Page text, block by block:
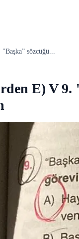
sözcüğü...
E) V 9.